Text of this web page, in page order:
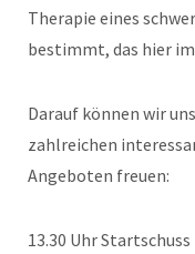
Therapie eines
bestimmt, das hier
Darauf können wir
zahlreichen
Angeboten freuen:
13.30 Uhr